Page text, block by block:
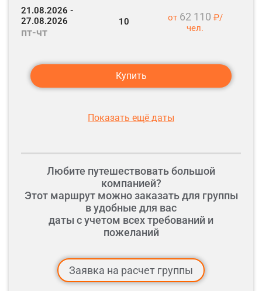
21.08.2026 -
27.08.2026
пт-чт
10 от 62 110 ₽/
чел.
Купить
Показать ещё даты
Любите путешествовать большой
компанией?
Этот маршрут можно заказать для группы
в удобные для вас
даты с учетом всех требований и
пожеланий
Заявка на расчет группы